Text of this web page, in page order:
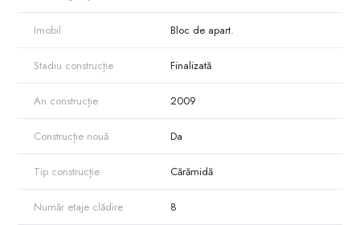
Imobil Bloc de apart.
Stadiu construcție Finalizată
An construcție 2009
Construcție nouă Da
Tip construcție Cărămidă
Număr etaje clădire 8